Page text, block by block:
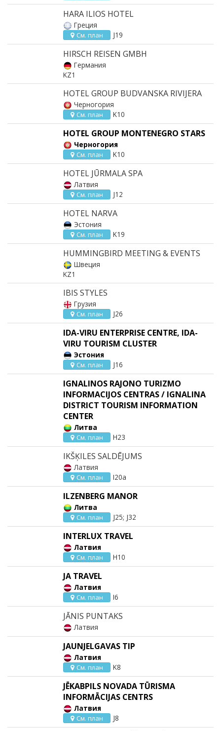
HARA ILIOS HOTEL
Греция
См. план J19
HIRSCH REISEN GMBH
Германия
KZ1
HOTEL GROUP BUDVANSKA RIVIJERA
Черногория
См. план K10
HOTEL GROUP MONTENEGRO STARS
Черногория
См. план K10
HOTEL JŪRMALA SPA
Латвия
См. план J12
HOTEL NARVA
Эстония
См. план K19
HUMMINGBIRD MEETING & EVENTS
Швеция
KZ1
IBIS STYLES
Грузия
См. план J26
IDA-VIRU ENTERPRISE CENTRE, IDA-
VIRU TOURISM CLUSTER
Эстония
См. план J16
IGNALINOS RAJONO TURIZMO
INFORMACIJOS CENTRAS / IGNALINA
DISTRICT TOURISM INFORMATION
CENTER
Литва
См. план H23
IKŠĶILES SALDĒJUMS
Латвия
См. план I20a
ILZENBERG MANOR
Литва
См. план J25; J32
INTERLUX TRAVEL
Латвия
См. план H10
JA TRAVEL
Латвия
См. план I6
JĀNIS PUNTAKS
Латвия
JAUNJELGAVAS TIP
Латвия
См. план K8
JĒKABPILS NOVADA TŪRISMA
INFORMĀCIJAS CENTRS
Латвия
См. план J8